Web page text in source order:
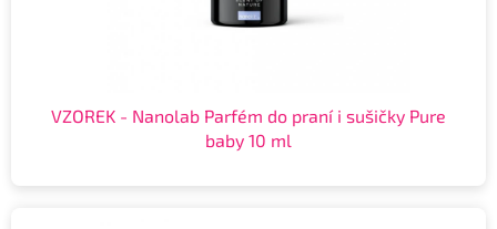
VZOREK - Nanolab Parfém do praní i sušičky Pure
baby 10 ml